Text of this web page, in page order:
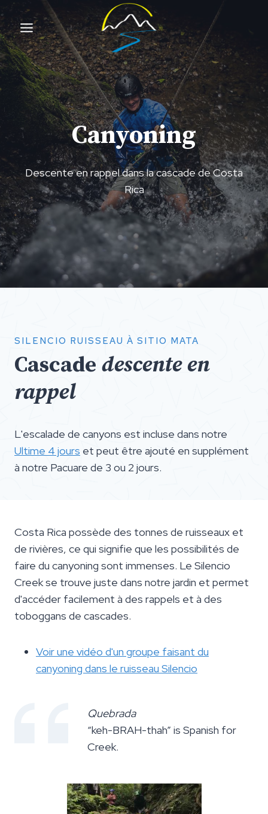
Aller
au
contenu
Canyoning
Descente en rappel dans la cascade de Costa
Rica
SILENCIO RUISSEAU À SITIO MATA
Cascade descente en
rappel
L'escalade de canyons est incluse dans notre
Ultime 4 jours et peut être ajouté en supplément
à notre Pacuare de 3 ou 2 jours.
Costa Rica possède des tonnes de ruisseaux et
de rivières, ce qui signifie que les possibilités de
faire du canyoning sont immenses. Le Silencio
Creek se trouve juste dans notre jardin et permet
d'accéder facilement à des rappels et à des
toboggans de cascades.
Voir une vidéo d'un groupe faisant du
canyoning dans le ruisseau Silencio
Quebrada
“keh-BRAH-thah” is Spanish for
Creek.